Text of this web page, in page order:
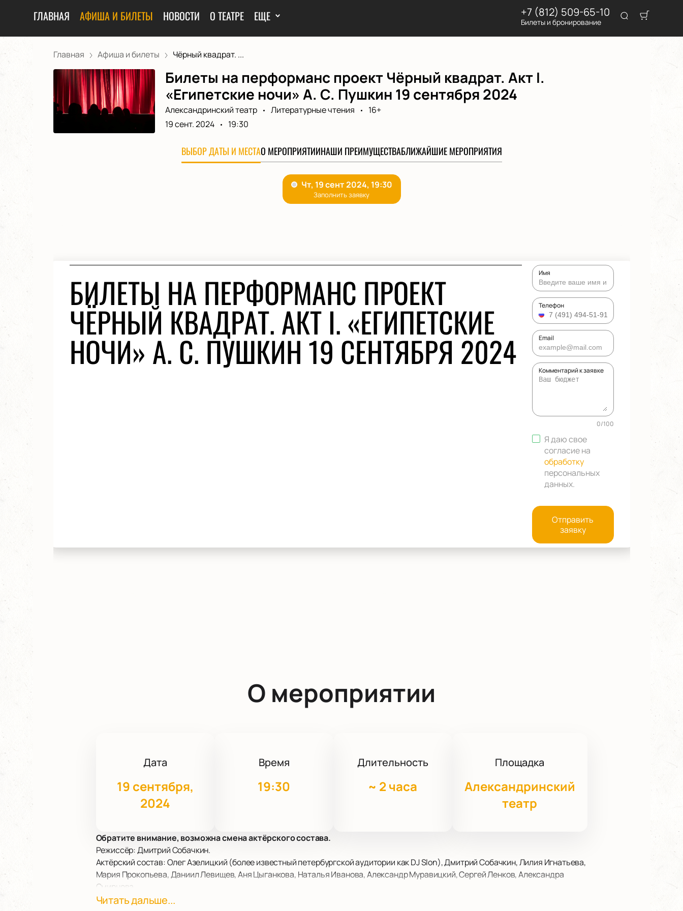
ГЛАВНАЯ АФИША И БИЛЕТЫ НОВОСТИ О ТЕАТРЕ ЕЩЕ +7 (812) 509-65-10
Билеты и бронирование
Главная Афиша и билеты Чёрный квадрат. ...
Билеты на перформанс проект Чёрный квадрат. Акт I.
«Египетские ночи» А. С. Пушкин 19 сентября 2024
Александринский театр Литературные чтения
16+
19 сент. 2024
19:30
ВЫБОР ДАТЫ И МЕСТАО МЕРОПРИЯТИИНАШИ ПРЕИМУЩЕСТВАБЛИЖАЙШИЕ МЕРОПРИЯТИЯ
БИЛЕТЫ НА ПЕРФОРМАНС ПРОЕКТ
ЧЁРНЫЙ КВАДРАТ. АКТ I. «ЕГИПЕТСКИЕ
НОЧИ» А. С. ПУШКИН 19 СЕНТЯБРЯ 2024
Имя
Телефон
Email
Комментарий к заявке
0/100
Я даю свое
согласие на
обработку
персональных
данных.
Отправить
заявку
О мероприятии
Дата
19 сентября,
2024
Время
19:30
Длительность
~ 2 часа
Площадка
Александринский
театр
Обратите внимание, возможна смена актёрского состава.
Режиссёр: Дмитрий Собачкин.
Актёрский состав: Олег Азелицкий (более известный петербургской аудитории как DJ Slon), Дмитрий Собачкин, Лилия Игнатьева,
Мария Прокопьева, Даниил Левищев, Аня Цыганкова, Наталья Иванова, Александр Муравицкий, Сергей Ленков, Александра
Смирнова.
19 сентября в Александринском театре начнется уникальный проект «Чёрный квадрат», который станет частью программы
Читать дальше...